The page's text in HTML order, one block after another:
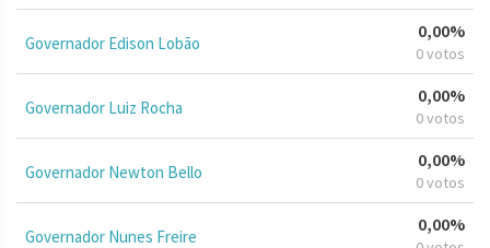
Governador Edison Lobão
0,00%
0 votos
Governador Luiz Rocha
0,00%
0 votos
Governador Newton Bello
0,00%
0 votos
Governador Nunes Freire
0,00%